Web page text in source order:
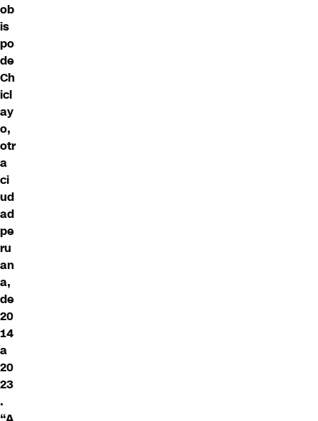
ob
is
po
de
Ch
icl
ay
o,
otr
a
ci
ud
ad
pe
ru
an
a,
de
20
14
a
20
23
.